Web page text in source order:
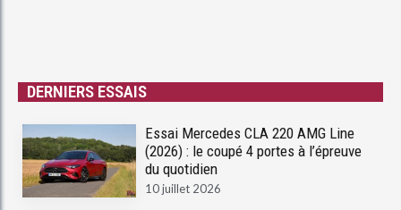
DERNIERS ESSAIS
Essai Mercedes CLA 220 AMG Line
(2026) : le coupé 4 portes à l’épreuve
du quotidien
10 juillet 2026